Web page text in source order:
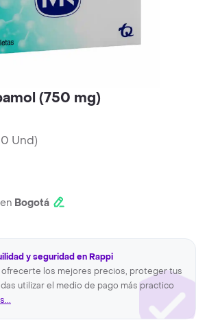
(750 mg)
Und)
Bogotá
y seguridad en Rappi
ofrecerte los mejores precios, proteger tus
utilizar el medio de pago más practico